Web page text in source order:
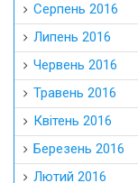
Серпень 2016
Липень 2016
Червень 2016
Травень 2016
Квітень 2016
Березень 2016
Лютий 2016